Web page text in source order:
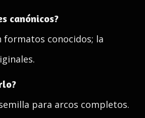
canónicos?
formatos conocidos; la
para arcos completos.